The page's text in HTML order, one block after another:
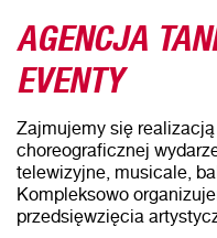
AGENCJA
EVENTY
Zajmujemy się
choreograficznej
telewizyjne, musicale,
Kompleksowo
przedsięwzięcia